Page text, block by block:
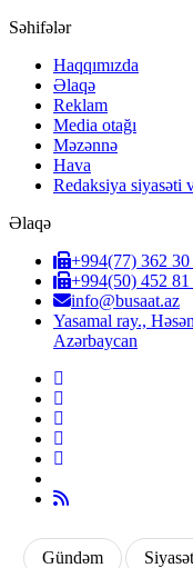
Səhifələr
Haqqımızda
Əlaqə
Reklam
Media otağı
Məzənnə
Hava
Redaksiya siyasəti
Əlaqə
+994(77) 362 30
+994(50) 452 81
info@busaat.az
Yasamal ray.,
Azərbaycan
Gündəm Siyasət